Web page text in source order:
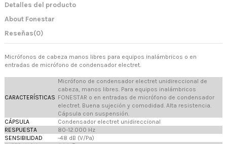
Detalles del producto
About Fonestar
Reseñas(0)
Micrófonos de cabeza manos libres para equipos inalámbricos o en
entradas de micrófono de condensador electret.
CARACTERÍSTICAS
Micrófono de condensador electret unidireccional de
cabeza, manos libres. Para equipos inalámbricos
FONESTAR o en entradas de micrófono de condensador
electret. Buena sujeción y comodidad. Alta resistencia.
Cápsula con suspensión.
CÁPSULA
Condensador electret unidireccional
RESPUESTA
80-12.000 Hz
SENSIBILIDAD
-48 dB (V/Pa)